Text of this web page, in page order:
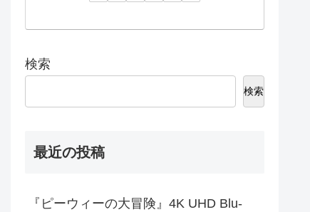
検索
検索
最近の投稿
『ピーウィーの大冒険』4K UHD Blu-